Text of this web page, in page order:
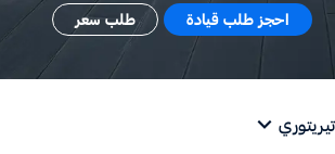
احجز طلب قيادة طلب سعر
تيريتوري